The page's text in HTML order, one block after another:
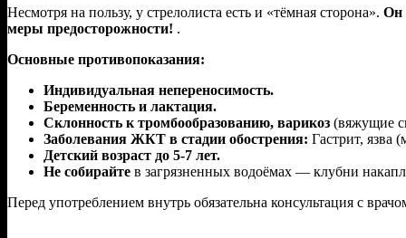
Несмотря на пользу, у стрелолиста есть и «тёмная сторона». Он
меры предосторожности! .
Основные противопоказания:
Индивидуальная непереносимость.
Беременность и лактация.
Склонность к тромбообразованию, варикоз (вяжущие
Заболевания ЖКТ в стадии обострения: Гастрит, язва
Детский возраст до 5-7 лет.
Не собирайте в загрязненных водоёмах — клубни
Перед употреблением внутрь обязательна консультация с